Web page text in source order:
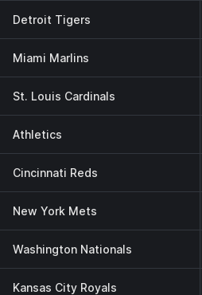
Detroit Tigers
Miami Marlins
St. Louis Cardinals
Athletics
Cincinnati Reds
New York Mets
Washington Nationals
Kansas City Royals